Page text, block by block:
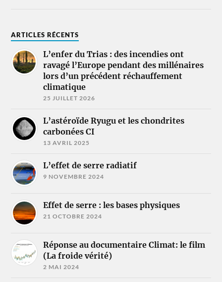
ARTICLES RÉCENTS
L’enfer du Trias : des incendies ont
ravagé l’Europe pendant des millénaires
lors d’un précédent réchauffement
climatique
25 JUILLET 2026
L’astéroïde Ryugu et les chondrites
carbonées CI
13 AVRIL 2025
L’effet de serre radiatif
9 NOVEMBRE 2024
Effet de serre : les bases physiques
21 OCTOBRE 2024
Réponse au documentaire Climat: le film
(La froide vérité)
2 MAI 2024